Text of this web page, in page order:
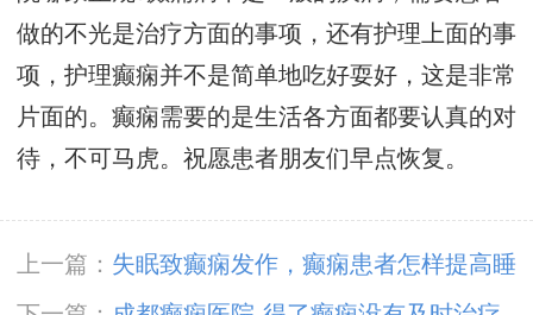
做的不光是治疗方面的事项，还有护理上面的事
项，护理癫痫并不是简单地吃好耍好，这是非常
片面的。癫痫需要的是生活各方面都要认真的对
待，不可马虎。祝愿患者朋友们早点恢复。
上一篇： 失眠致癫痫发作，癫痫患者怎样提高睡